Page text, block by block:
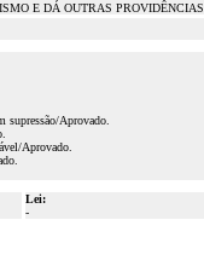
E DÁ OUTRAS PROVIDÊNCIAS.
supressão/Aprovado.
Aprovado.
Lei:
-